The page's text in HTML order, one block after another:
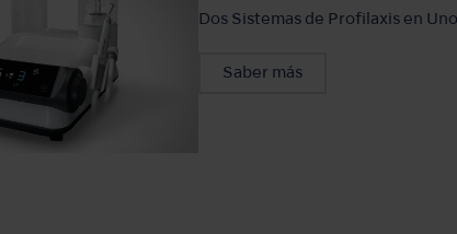
Dos Sistemas de Profilaxis en Uno
Saber más